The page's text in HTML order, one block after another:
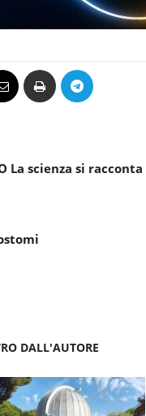
La scienza si racconta
DALL'AUTORE